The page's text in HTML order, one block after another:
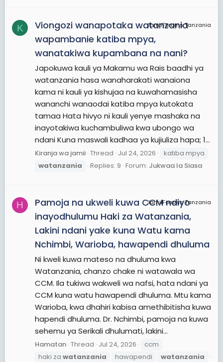
K JamiiForums Tanzania
Viongozi wanapotaka watanzania
wapambanie katiba mpya,
wanatakiwa kupambana na nani?
Japokuwa kauli ya Makamu wa Rais baadhi ya
watanzania hasa wanaharakati wanaiona
kama ni kauli ya kishujaa na kuwahamasisha
wananchi wanaodai katiba mpya kutokata
tamaa Hata hivyo ni kauli yenye mashaka na
inayotakiwa kuchambuliwa kwa ubongo wa
ndani Kuna maswali kadhaa ya kujiuliza hapa; 1...
Kiranja wa jamii Thread Jul 24, 2026
katiba mpya
watanzania
Replies: 9 Forum: Jukwaa la Siasa
H JamiiForums Tanzania
Pamoja na ukweli kuwa CCM ndiyo
inayodhulumu Haki za Watanzania,
Lakini ndani yake kuna Watu kama
Nchimbi, Warioba, hawapendi dhuluma
Ni kweli kuwa mateso na dhuluma kwa
Watanzania, chanzo chake ni watawala wa
CCM. Ila tukiwa wakweli wa nafsi, hata ndani ya
CCM kuna watu hawapendi dhuluma. Mtu kama
Warioba, kwa dhahiri kabisa amethibitisha kuwa
hapendi dhuluma. Dr. Nchimbi, pamoja na kuwa
sehemu ya Serikali dhulumati, lakini...
Hamatan Thread Jul 24, 2026
ccm
haki za watanzania hawapendi
watanzania